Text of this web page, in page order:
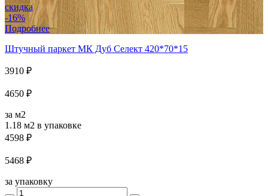
скидка
-16%
Подробнее
Штучный паркет МК Дуб Селект 420*70*15
3910 ₽
4650 ₽
за м2
1.18 м2 в упаковке
4598 ₽
5468 ₽
за упаковку